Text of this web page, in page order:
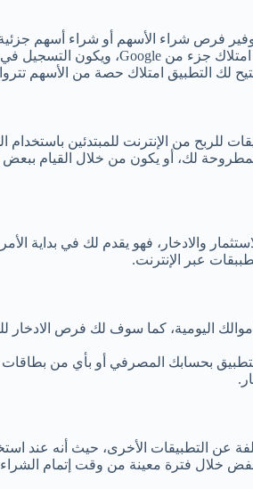
حصة من الأسهم تترواح ما بين 2.50 دولار و 200 دولار
للربح من الإنترنت للمبتدئين
لك، أو يكون من خلال القيام ببعض
عبر الإنترنت.
اليومية، كما سوف لك فرص الادخار
بحسابك المصرفي أو بأي من بطاقات
عن التطبيقات الأخرى، حيث أنه عند
خلال فترة معينة من وقت إتمام